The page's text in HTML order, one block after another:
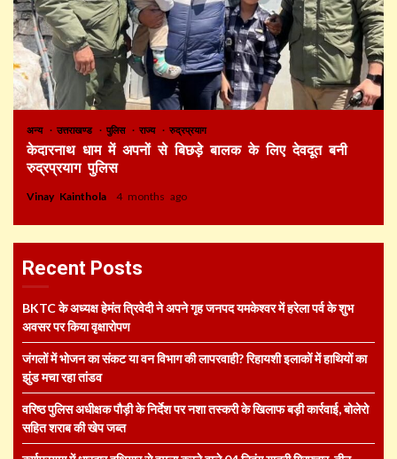
अन्य उत्तराखण्ड पुलिस राज्य रुद्रप्रयाग
केदारनाथ धाम में अपनों से बिछड़े बालक के लिए देवदूत बनी
रुद्रप्रयाग पुलिस
Vinay Kainthola 4 months ago
Recent Posts
BKTC के अध्यक्ष हेमंत त्रिवेदी ने अपने गृह जनपद यमकेश्वर में हरेला पर्व के शुभ
अवसर पर किया वृक्षारोपण
जंगलों में भोजन का संकट या वन विभाग की लापरवाही? रिहायशी इलाकों में हाथियों का
झुंड मचा रहा तांडव
वरिष्ठ पुलिस अधीक्षक पौड़ी के निर्देश पर नशा तस्करी के खिलाफ बड़ी कार्रवाई, बोलेरो
सहित शराब की खेप जब्त